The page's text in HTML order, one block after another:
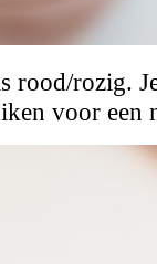
rood/rozig.
voor